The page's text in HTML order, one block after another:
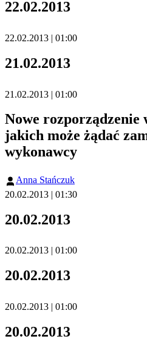
22.02.2013
22.02.2013 | 01:00
21.02.2013
21.02.2013 | 01:00
Nowe rozporządzenie
jakich może żądać
wykonawcy
Anna Stańczuk
20.02.2013 | 01:30
20.02.2013
20.02.2013 | 01:00
20.02.2013
20.02.2013 | 01:00
20.02.2013